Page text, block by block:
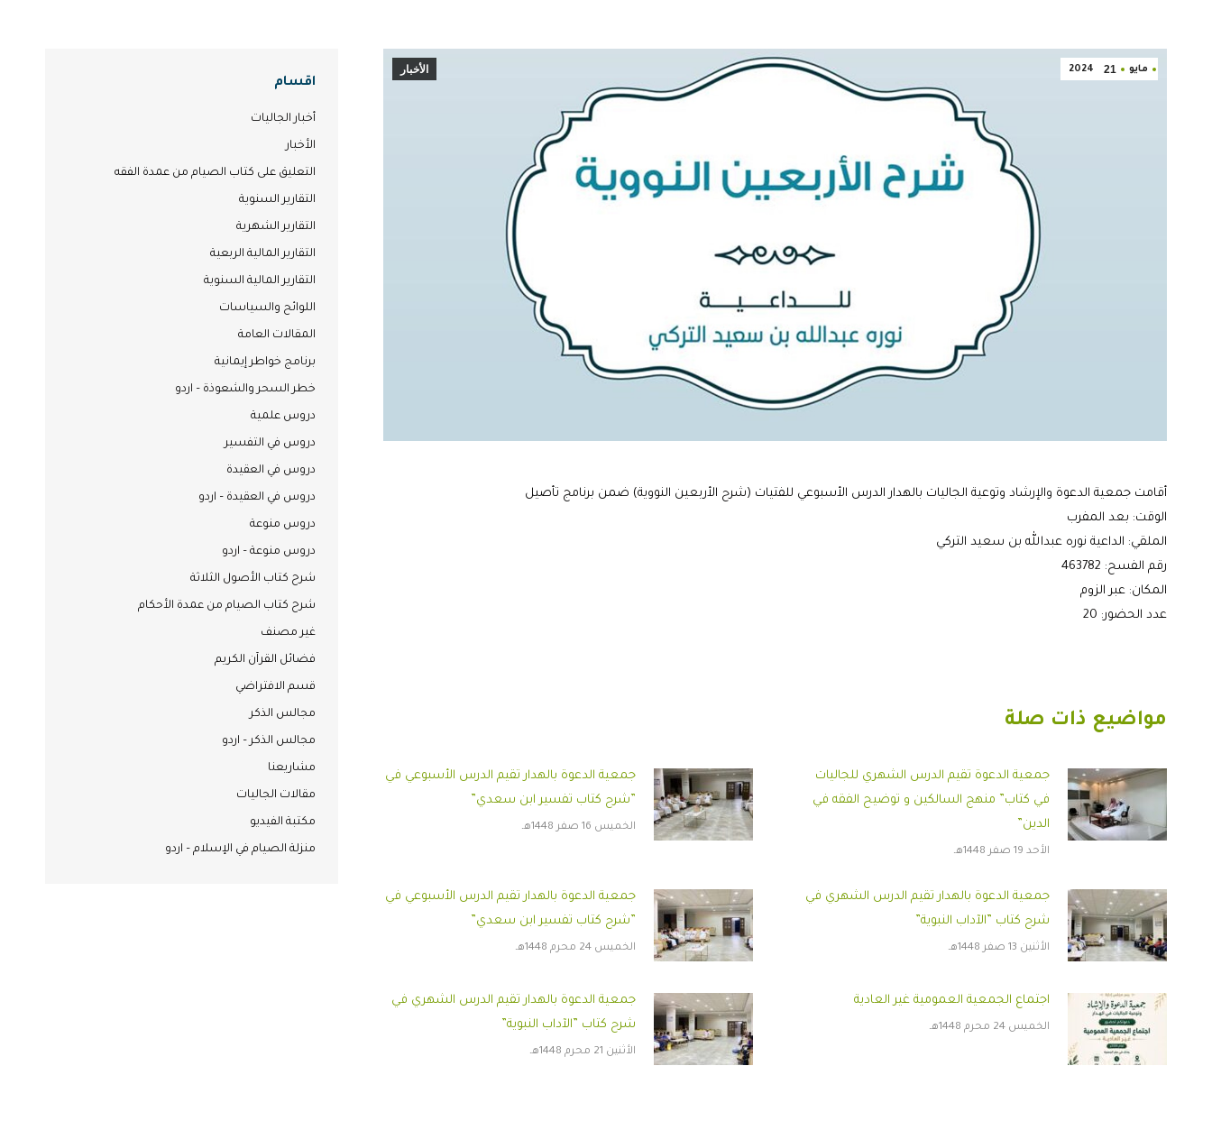
مايو 21
2024 الأخبار
أقامت جمعية الدعوة والإرشاد وتوعية الجاليات بالهدار الدرس الأسبوعي للفتيات (شرح الأربعين النووية) ضمن برنامج تأصيل
الوقت: بعد المفرب
الملقي: الداعية نوره عبدالله بن سعيد التركي
رقم الفسح: 463782
المكان: عبر الزوم
عدد الحضور: 20
مواضيع ذات صلة
جمعية الدعوة تقيم الدرس الشهري للجاليات
في كتاب” منهج السالكين و توضيح الفقه في
الدين”
الأحد 19 صفر 1448هـ
جمعية الدعوة بالهدار تقيم الدرس الأسبوعي في
”شرح كتاب تفسير ابن سعدي”
الخميس 16 صفر 1448هـ
جمعية الدعوة بالهدار تقيم الدرس الشهري في
شرح كتاب ”الآداب النبوية”
الأثنين 13 صفر 1448هـ
جمعية الدعوة بالهدار تقيم الدرس الأسبوعي في
”شرح كتاب تفسير ابن سعدي”
الخميس 24 محرم 1448هـ
اجتماع الجمعية العمومية غير العادية
الخميس 24 محرم 1448هـ
جمعية الدعوة بالهدار تقيم الدرس الشهري في
شرح كتاب ”الآداب النبوية”
الأثنين 21 محرم 1448هـ
اقسام
أخبار الجاليات
الأخبار
التعليق على كتاب الصيام من عمدة الفقه
التقارير السنوية
التقارير الشهرية
التقارير المالية الربعية
التقارير المالية السنوية
اللوائح والسياسات
المقالات العامة
برنامج خواطر إيمانية
خطر السحر والشعوذة – اردو
دروس علمية
دروس في التفسير
دروس في العقيدة
دروس في العقيدة – اردو
دروس منوعة
دروس منوعة – اردو
شرح كتاب الأصول الثلاثة
شرح كتاب الصيام من عمدة الأحكام
غير مصنف
فضائل القرآن الكريم
قسم الافتراضي
مجالس الذكر
مجالس الذكر – اردو
مشاريعنا
مقالات الجاليات
مكتبة الفيديو
منزلة الصيام في الإسلام – اردو